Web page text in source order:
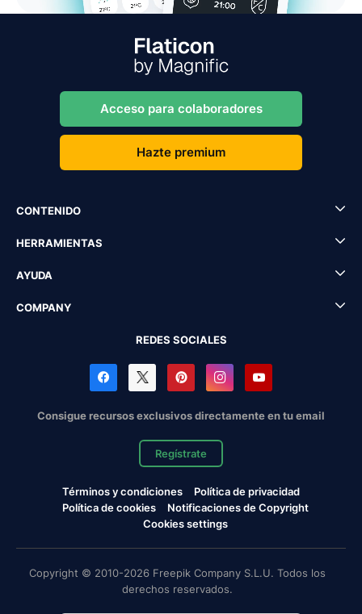
Acceso para colaboradores
Hazte premium
CONTENIDO
HERRAMIENTAS
AYUDA
COMPANY
REDES SOCIALES
Consigue recursos exclusivos directamente en tu email
Regístrate
Términos y condiciones
Política de privacidad
Política de cookies
Notificaciones de Copyright
Cookies settings
Copyright © 2010-2026 Freepik Company S.L.U. Todos los
derechos reservados.